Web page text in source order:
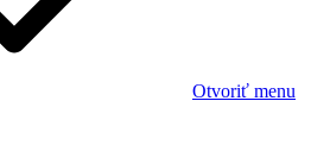
Otvoriť menu